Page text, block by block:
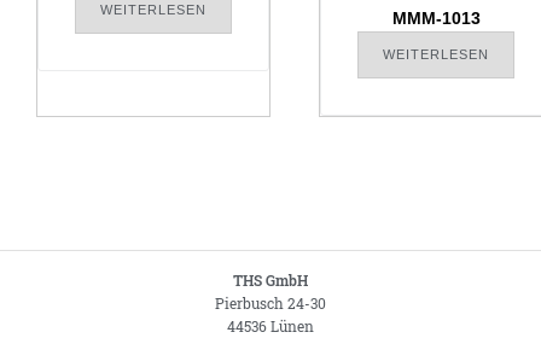
WEITERLESEN MMM-1013
WEITERLESEN
THS GmbH
Pierbusch 24-30
44536 Lünen